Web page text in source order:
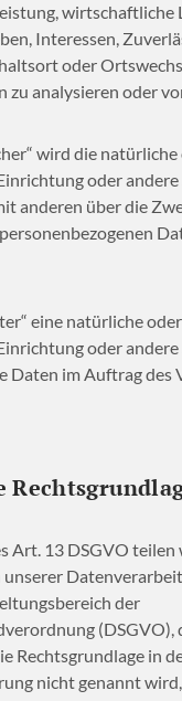
wirtschaftliche
Interessen,
oder
zu analysieren oder
wird die
oder andere
anderen über die
eine natürliche
oder andere
Daten im Auftrag
Art. 13 DSGVO teilen
unserer
der
(DSGVO),
Rechtsgrundlage in
nicht genannt